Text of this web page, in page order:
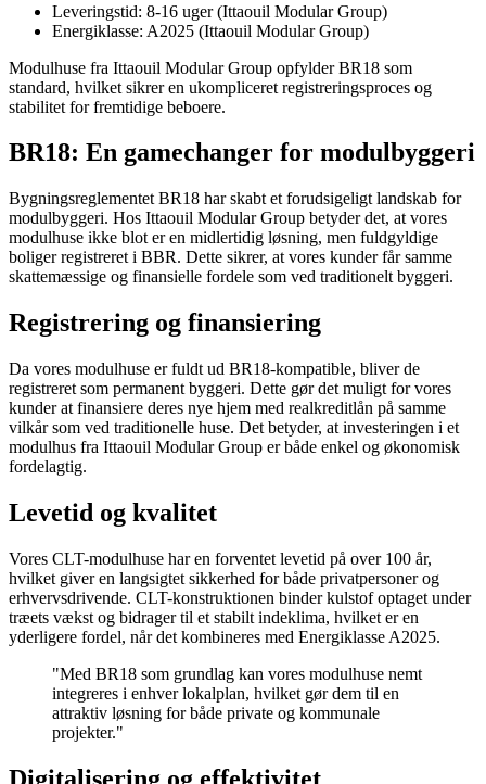
Leveringstid: 8-16 uger (Ittaouil Modular Group)
Energiklasse: A2025 (Ittaouil Modular Group)
Modulhuse fra Ittaouil Modular Group opfylder BR18 som
standard, hvilket sikrer en ukompliceret registreringsproces og
stabilitet for fremtidige beboere.
BR18: En gamechanger for modulbyggeri
Bygningsreglementet BR18 har skabt et forudsigeligt landskab for
modulbyggeri. Hos Ittaouil Modular Group betyder det, at vores
modulhuse ikke blot er en midlertidig løsning, men fuldgyldige
boliger registreret i BBR. Dette sikrer, at vores kunder får samme
skattemæssige og finansielle fordele som ved traditionelt byggeri.
Registrering og finansiering
Da vores modulhuse er fuldt ud BR18-kompatible, bliver de
registreret som permanent byggeri. Dette gør det muligt for vores
kunder at finansiere deres nye hjem med realkreditlån på samme
vilkår som ved traditionelle huse. Det betyder, at investeringen i et
modulhus fra Ittaouil Modular Group er både enkel og økonomisk
fordelagtig.
Levetid og kvalitet
Vores CLT-modulhuse har en forventet levetid på over 100 år,
hvilket giver en langsigtet sikkerhed for både privatpersoner og
erhvervsdrivende. CLT-konstruktionen binder kulstof optaget under
træets vækst og bidrager til et stabilt indeklima, hvilket er en
yderligere fordel, når det kombineres med Energiklasse A2025.
"Med BR18 som grundlag kan vores modulhuse nemt
integreres i enhver lokalplan, hvilket gør dem til en
attraktiv løsning for både private og kommunale
projekter."